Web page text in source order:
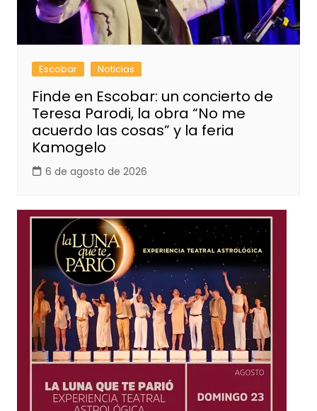
Escobar Noticias
Finde en Escobar: un concierto de
Teresa Parodi, la obra “No me
acuerdo las cosas” y la feria
Kamogelo
6 de agosto de 2026